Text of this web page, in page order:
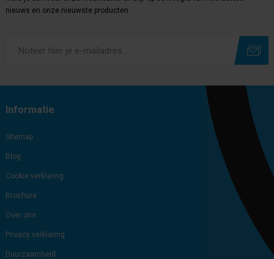
nieuws en onze nieuwste producten.
Informatie
Sitemap
Blog
Cookie verklaring
Brochure
Over ons
Privacy verklaring
Duurzaamheid